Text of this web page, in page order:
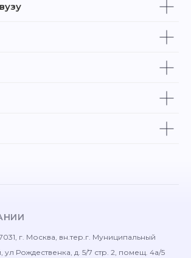
г. Москва, вн.тер.г. Муниципальный
Рождественка, д. 5/7 стр. 2, помещ. 4а/5